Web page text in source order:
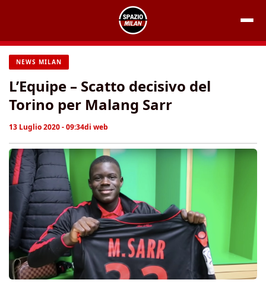
contenuto
NEWS MILAN
L’Equipe – Scatto decisivo del
Torino per Malang Sarr
13 Luglio 2020 - 09:34di web